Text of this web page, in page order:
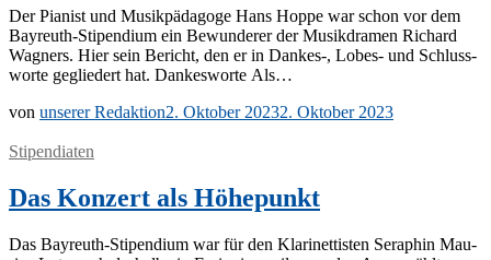
Der Pia­nist und Mu­sik­päd­ago­ge Hans Hop­pe war schon vor dem
Bay­­reuth-Sti­­pen­­di­um ein Be­wun­de­rer der Mu­sik­dra­men Ri­chard
Wag­ners. Hier sein Be­richt, den er in Dan­kes-, Lo­­bes- und Schluss­
wor­te ge­glie­dert hat. Dan­kes­wor­te Als…
von unserer Redaktion2. Oktober 20232. Oktober 2023
Stipendiaten
Das Konzert als Höhepunkt
Das Bay­­reuth-Sti­­pen­­di­um war für den Kla­ri­net­tis­ten Se­ra­phin Mau­